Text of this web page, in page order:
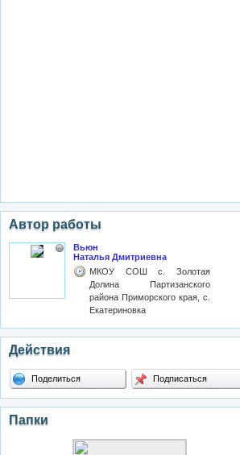
Автор работы
Вьюн
Наталья Дмитриевна
МКОУ СОШ с. Золотая
Долина Партизанского
района Приморского края, с.
Екатериновка
Действия
Поделиться Подписаться
Папки